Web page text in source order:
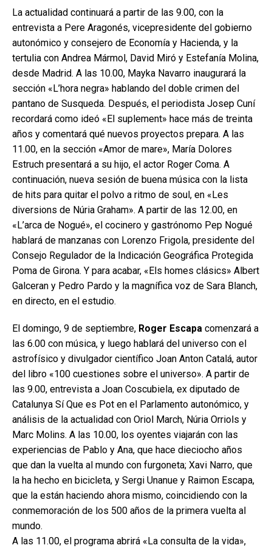
La actualidad continuará a partir de las 9.00, con la
entrevista a Pere Aragonés, vicepresidente del gobierno
autonómico y consejero de Economía y Hacienda, y la
tertulia con Andrea Mármol, David Miró y Estefanía Molina,
desde Madrid. A las 10.00, Mayka Navarro inaugurará la
sección «L’hora negra» hablando del doble crimen del
pantano de Susqueda. Después, el periodista Josep Cuní
recordará como ideó «El suplement» hace más de treinta
años y comentará qué nuevos proyectos prepara. A las
11.00, en la sección «Amor de mare», María Dolores
Estruch presentará a su hijo, el actor Roger Coma. A
continuación, nueva sesión de buena música con la lista
de hits para quitar el polvo a ritmo de soul, en «Les
diversions de Núria Graham». A partir de las 12.00, en
«L’arca de Nogué», el cocinero y gastrónomo Pep Nogué
hablará de manzanas con Lorenzo Frigola, presidente del
Consejo Regulador de la Indicación Geográfica Protegida
Poma de Girona. Y para acabar, «Els homes clásics» Albert
Galceran y Pedro Pardo y la magnífica voz de Sara Blanch,
en directo, en el estudio.
El domingo, 9 de septiembre, Roger Escapa comenzará a
las 6.00 con música, y luego hablará del universo con el
astrofísico y divulgador científico Joan Anton Catalá, autor
del libro «100 cuestiones sobre el universo». A partir de
las 9.00, entrevista a Joan Coscubiela, ex diputado de
Catalunya Sí Que es Pot en el Parlamento autonómico, y
análisis de la actualidad con Oriol March, Núria Orriols y
Marc Molins. A las 10.00, los oyentes viajarán con las
experiencias de Pablo y Ana, que hace dieciocho años
que dan la vuelta al mundo con furgoneta; Xavi Narro, que
la ha hecho en bicicleta, y Sergi Unanue y Raimon Escapa,
que la están haciendo ahora mismo, coincidiendo con la
conmemoración de los 500 años de la primera vuelta al
mundo.
A las 11.00, el programa abrirá «La consulta de la vida»,